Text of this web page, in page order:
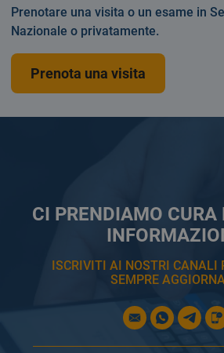
CI PRENDIAMO CURA
ISCRIVITI AI NOSTRI CANALI
SEMPRE
Prenotare una visita o un esame in
Nazionale o privatamente.
Prenota una visita